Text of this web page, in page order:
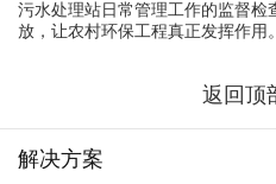
污水处理站日常管理工作的监督检
放，让农村环保工程真正发挥作用。
返回顶
解决方案